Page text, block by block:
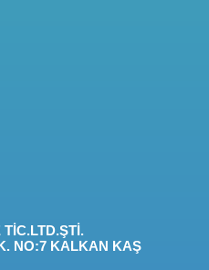
NO:7 KALKAN KAŞ